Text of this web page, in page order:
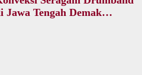
Jawa Tengah Demak